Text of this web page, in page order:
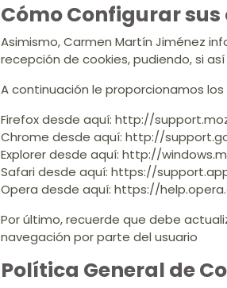
Cómo Configurar sus
Asimismo, Carmen Martín Jiménez
recepción de cookies, pudiendo, si
A continuación le proporcionamos
Firefox desde aquí: http://
Chrome desde aquí: http://
Explorer desde aquí: http://
Safari desde aquí: https://
Opera desde aquí: https://
Por último, recuerde que debe
navegación por parte del usuario ​
Política General de